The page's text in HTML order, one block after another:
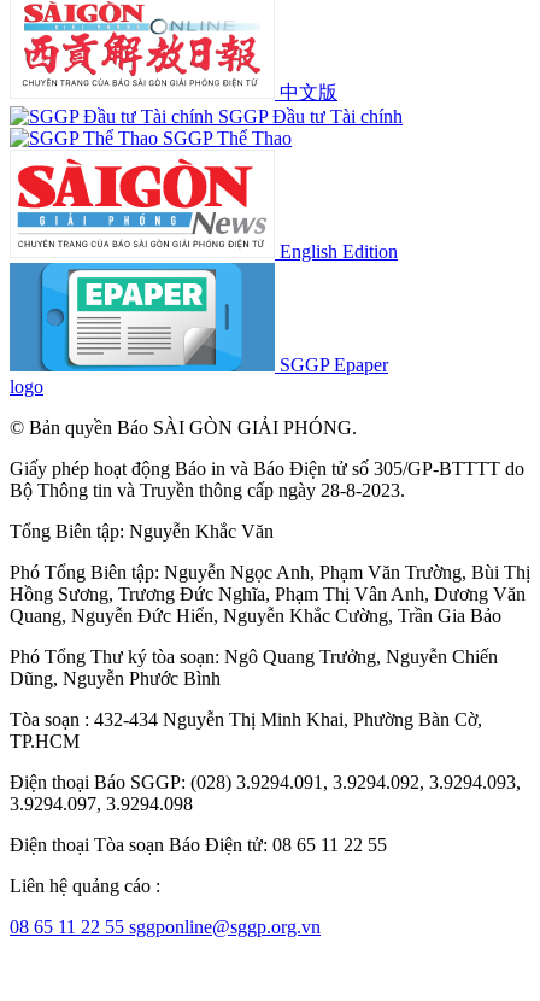
中文版
SGGP Đầu tư Tài chính
SGGP Thể Thao
English Edition
SGGP Epaper
logo
© Bản quyền Báo SÀI GÒN GIẢI PHÓNG.
Giấy phép hoạt động Báo in và Báo Điện tử số 305/GP-BTTTT do
Bộ Thông tin và Truyền thông cấp ngày 28-8-2023.
Tổng Biên tập: Nguyễn Khắc Văn
Phó Tổng Biên tập: Nguyễn Ngọc Anh, Phạm Văn Trường, Bùi Thị
Hồng Sương, Trương Đức Nghĩa, Phạm Thị Vân Anh, Dương Văn
Quang, Nguyễn Đức Hiển, Nguyễn Khắc Cường, Trần Gia Bảo
Phó Tổng Thư ký tòa soạn: Ngô Quang Trưởng, Nguyễn Chiến
Dũng, Nguyễn Phước Bình
Tòa soạn : 432-434 Nguyễn Thị Minh Khai, Phường Bàn Cờ,
TP.HCM
Điện thoại Báo SGGP: (028) 3.9294.091, 3.9294.092, 3.9294.093,
3.9294.097, 3.9294.098
Điện thoại Tòa soạn Báo Điện tử: 08 65 11 22 55
Liên hệ quảng cáo :
08 65 11 22 55 sggponline@sggp.org.vn